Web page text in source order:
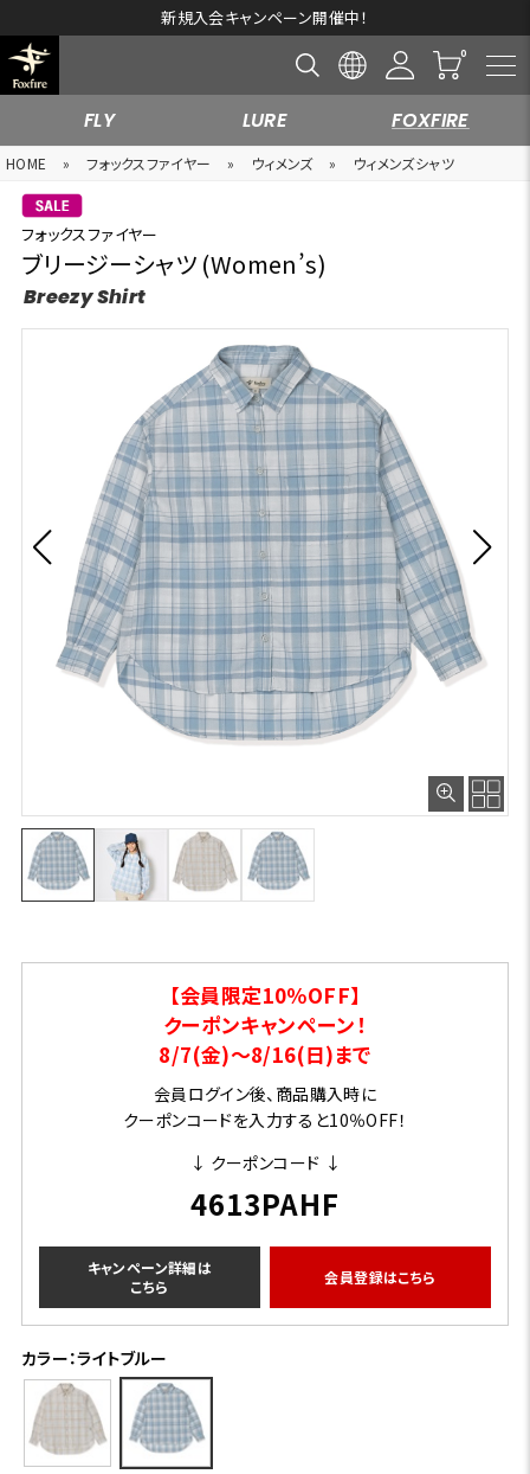
新規入会キャンペーン開催中！
FLY LURE FOXFIRE
HOME » フォックスファイヤー » ウィメンズ » ウィメンズシャツ
フォックスファイヤー
ブリージーシャツ (Women’s)
Breezy Shirt
【会員限定10％OFF】
クーポンキャンペーン！
8/7(金)～8/16(日)まで
会員ログイン後、商品購入時に
クーポンコードを入力すると10％OFF！
↓ クーポンコード ↓
4613PAHF
キャンペーン詳細は
こちら
会員登録はこちら
カラー：ライトブルー